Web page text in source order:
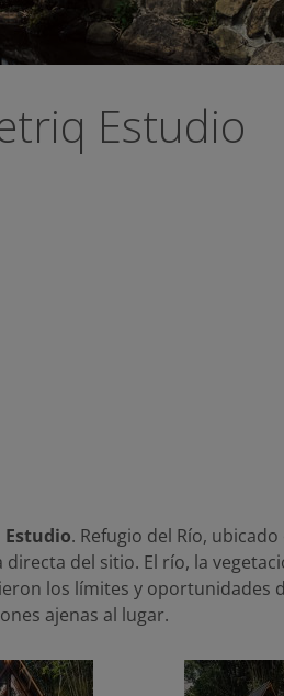
Estudio
. Refugio del Río,
del sitio. El río, la
los límites y oportunidades
ajenas al lugar.